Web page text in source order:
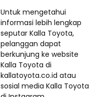
Untuk mengetahui
informasi lebih lengkap
seputar Kalla Toyota,
pelanggan dapat
berkunjung ke website
Kalla Toyota di
kallatoyota.co.id atau
sosial media Kalla Toyota